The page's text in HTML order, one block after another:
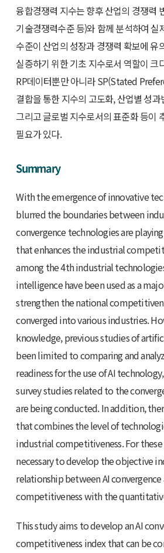
융합경쟁력 지수는 향후 산업의 경쟁력
기술경쟁력수준 등)와 함께 분석하여 실
수준이 산업의 성장과 경쟁력 확보에 유
실증하기 위한 기초 지수로서 역할이 크
RP데이터뿐만 아니라 SP(Stated
결합을 통한 지수의 고도화, 산업별 성
그리고 글로벌 지수로서의 표준화 등이
필요가 있다.
Summary
With the emergence of innovative
blurred the boundaries between
convergence technologies are
that enhances the industrial
among the 4th industrial
intelligence have been used as a
strengthen the national
converged into various industries.
knowledge, previous studies of
been limited to comparing and
readiness for the use of AI
survey studies related to the
are being conducted. In addition,
that combines the level of
industrial competitiveness. For these
necessary to develop the objective
relationship between AI
competitiveness with the
This study aims to develop an AI
competitiveness index that can be